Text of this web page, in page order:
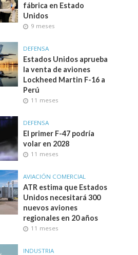
fábrica en Estado
Unidos
9 meses
DEFENSA
Estados Unidos aprueba
la venta de aviones
Lockheed Martin F-16 a
Perú
11 meses
DEFENSA
El primer F-47 podría
volar en 2028
11 meses
AVIACIÓN COMERCIAL
ATR estima que Estados
Unidos necesitará 300
nuevos aviones
regionales en 20 años
11 meses
INDUSTRIA